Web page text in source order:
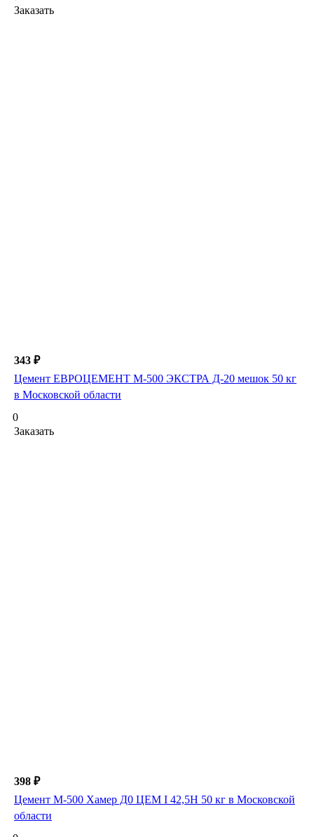
Заказать
343 ₽
Цемент ЕВРОЦЕМЕНТ М-500 ЭКСТРА Д-20 мешок 50 кг
в Московской области
0
Заказать
398 ₽
Цемент М-500 Хамер Д0 ЦЕМ I 42,5H 50 кг в Московской
области